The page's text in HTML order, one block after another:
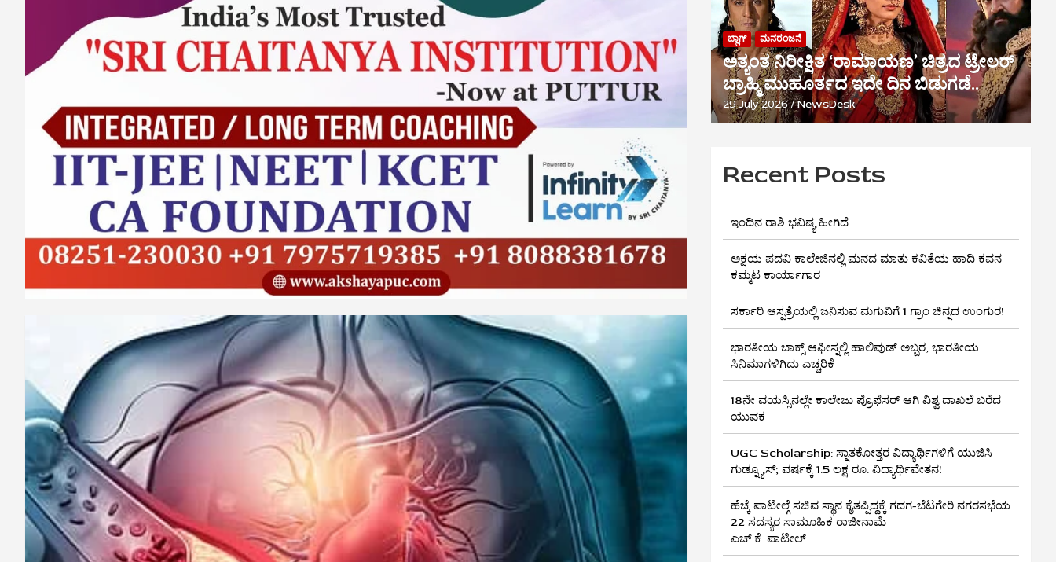
ಬ್ಲಾಗ್ ಮನರಂಜನೆ
ಅತ್ಯಂತ ನಿರೀಕ್ಷಿತ ‘ರಾಮಾಯಣ’ ಚಿತ್ರದ ಟ್ರೇಲರ್
ಬ್ರಾಹ್ಮಿ ಮುಹೂರ್ತದ ಇದೇ ದಿನ ಬಿಡುಗಡೆ..
29 July 2026 NewsDesk
Recent Posts
ಇಂದಿನ ರಾಶಿ ಭವಿಷ್ಯ ಹೀಗಿದೆ..
ಅಕ್ಷಯ ಪದವಿ ಕಾಲೇಜಿನಲ್ಲಿ ಮನದ ಮಾತು ಕವಿತೆಯ ಹಾದಿ ಕವನ
ಕಮ್ಮಟ ಕಾರ್ಯಾಗಾರ
ಸರ್ಕಾರಿ ಆಸ್ಪತ್ರೆಯಲ್ಲಿ ಜನಿಸುವ ಮಗುವಿಗೆ 1 ಗ್ರಾಂ ಚಿನ್ನದ ಉಂಗುರ!
ಭಾರತೀಯ ಬಾಕ್ಸ್ ಆಫೀಸ್ನಲ್ಲಿ ಹಾಲಿವುಡ್ ಅಬ್ಬರ, ಭಾರತೀಯ
ಸಿನಿಮಾಗಳಿಗಿದು ಎಚ್ಚರಿಕೆ
18ನೇ ವಯಸ್ಸಿನಲ್ಲೇ ಕಾಲೇಜು ಪ್ರೊಫೆಸರ್ ಆಗಿ ವಿಶ್ವ ದಾಖಲೆ ಬರೆದ
ಯುವಕ
UGC Scholarship: ಸ್ನಾತಕೋತ್ತರ ವಿದ್ಯಾರ್ಥಿಗಳಿಗೆ ಯುಜಿಸಿ
ಗುಡ್ನ್ಯೂಸ್; ವರ್ಷಕ್ಕೆ 1.5 ಲಕ್ಷ ರೂ. ವಿದ್ಯಾರ್ಥಿವೇತನ!
ಹೆಚ್ಕೆ ಪಾಟೀಲ್ಗೆ ಸಚಿವ ಸ್ಥಾನ ಕೈತಪ್ಪಿದ್ದಕ್ಕೆ ಗದಗ-ಬೆಟಗೇರಿ ನಗರಸಭೆಯ
22 ಸದಸ್ಯರ ಸಾಮೂಹಿಕ ರಾಜೀನಾಮೆ
ಎಚ್.ಕೆ. ಪಾಟೀಲ್